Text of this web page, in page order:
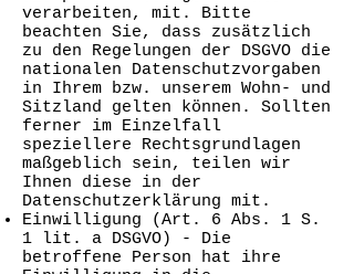
verarbeiten, mit. Bitte
beachten Sie, dass zusätzlich
zu den Regelungen der DSGVO die
nationalen Datenschutzvorgaben
in Ihrem bzw. unserem Wohn- und
Sitzland gelten können. Sollten
ferner im Einzelfall
speziellere Rechtsgrundlagen
maßgeblich sein, teilen wir
Ihnen diese in der
Datenschutzerklärung mit.
Einwilligung (Art. 6 Abs. 1 S.
1 lit. a DSGVO) - Die
betroffene Person hat ihre